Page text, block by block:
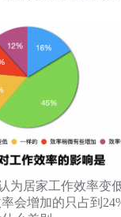
为居家工作效率变
会增加的只占到